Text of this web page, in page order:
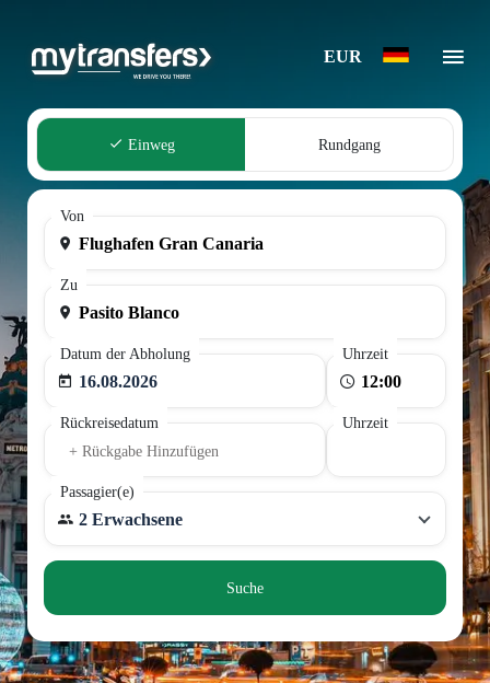
EUR
Einweg Rundgang
Von
Zu
Datum der Abholung
16.08.2026
Uhrzeit
Rückreisedatum
+ Rückgabe Hinzufügen
Uhrzeit
Passagier(e)
2 Erwachsene
Suche